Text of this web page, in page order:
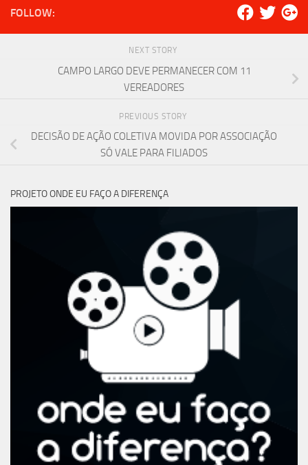
FOLLOW:
NEXT STORY
CAMPO LARGO DEVE PERMANECER COM 11
VEREADORES
PREVIOUS STORY
DECISÃO DE AÇÃO COLETIVA MOVIDA POR ASSOCIAÇÃO
SÓ VALE PARA FILIADOS
PROJETO ONDE EU FAÇO A DIFERENÇA